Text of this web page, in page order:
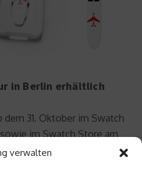
verwalten
in Berlin erhältlich
dem 31. Oktober im Swatch
im Swatch Store am
(BER) erhältlich. Die